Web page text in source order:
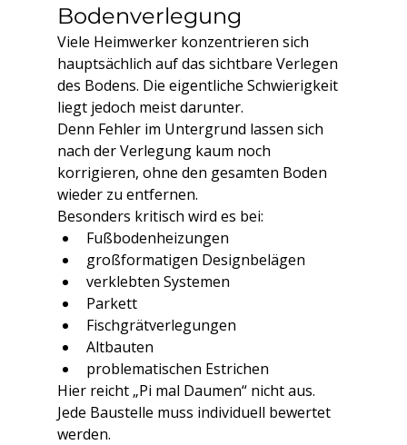
Bodenverlegung
Viele Heimwerker konzentrieren sich
hauptsächlich auf das sichtbare Verlegen
des Bodens. Die eigentliche Schwierigkeit
liegt jedoch meist darunter.
Denn Fehler im Untergrund lassen sich
nach der Verlegung kaum noch
korrigieren, ohne den gesamten Boden
wieder zu entfernen.
Besonders kritisch wird es bei:
Fußbodenheizungen
großformatigen Designbelägen
verklebten Systemen
Parkett
Fischgrätverlegungen
Altbauten
problematischen Estrichen
Hier reicht „Pi mal Daumen“ nicht aus.
Jede Baustelle muss individuell bewertet
werden.